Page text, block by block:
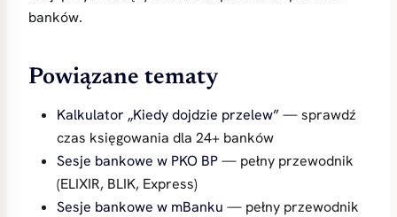
banków.
Powiązane tematy
Kalkulator „Kiedy dojdzie przelew”— sprawdź
czas księgowania dla 24+ banków
Sesje bankowe w PKO BP— pełny przewodnik
(ELIXIR, BLIK, Express)
Sesje bankowe w mBanku — pełny przewodnik